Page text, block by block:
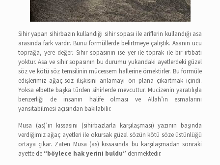
Sihir yapan sihirbazın kullandığı sihir sopası ile ariflerin kullandığı asa
arasında fark vardır. Bunu formüllerde belirtmeye çalıştık. Asanın ucu
toprağa, yere değer. Sihir sopasının ise yer ile toprak ile bir irtibatı
yoktur. Asa ve sihir sopasının bu durumu yukarıdaki ayetlerdeki güzel
söz ve kötü söz temsilinin mücessem hallerine örnektirler. Bu formüle
edişlerimiz ağaç-söz ilişkisini anlamayı ön plana çıkartmak içindi.
Yoksa elbette başka türden sihirlerde mevcuttur. Mucizenin yaratılışla
benzerliği de insanın halife olması ve Allah’ın esmalarını
yansıtabilmesi açısından bakılabilir.
Musa (as)’ın kıssasını (sihirbazlarla karşılaşması) yazının başında
verdiğimiz ağaç ayetleri ile okursak güzel sözün kötü söze üstünlüğü
ortaya çıkar. Zaten Musa (as) kıssasında bu karşılaşmadan sonraki
ayette de “böylece hak yerini buldu” denmektedir.